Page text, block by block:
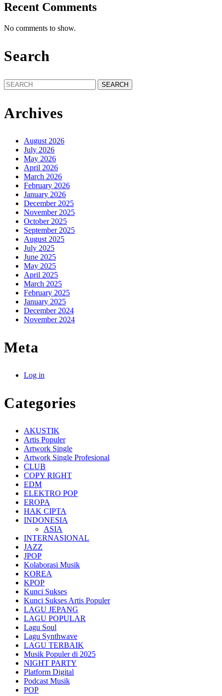
Recent Comments
No comments to show.
Search
Search
for:
Archives
August 2026
July 2026
May 2026
April 2026
March 2026
February 2026
January 2026
December 2025
November 2025
October 2025
September 2025
August 2025
July 2025
June 2025
May 2025
April 2025
March 2025
February 2025
January 2025
December 2024
November 2024
Meta
Log in
Categories
AKUSTIK
Artis Populer
Artwork Single
Artwork Single Profesional
CLUB
COPY RIGHT
EDM
ELEKTRO POP
EROPA
HAK CIPTA
INDONESIA
ASIA
INTERNASIONAL
JAZZ
JPOP
Kolaborasi Musik
KOREA
KPOP
Kunci Sukses
Kunci Sukses Artis Populer
LAGU JEPANG
LAGU POPULAR
Lagu Soul
Lagu Synthwave
LAGU TERBAIK
Musik Populer di 2025
NIGHT PARTY
Platform Digital
Podcast Musik
POP